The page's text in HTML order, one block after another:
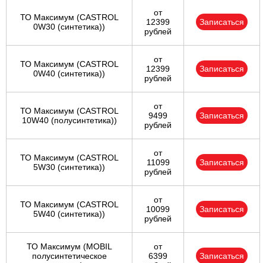
ТО Максимум (CASTROL
0W30 (синтетика))
от
12399
рублей
Записаться
ТО Максимум (CASTROL
0W40 (синтетика))
от
12399
рублей
Записаться
ТО Максимум (CASTROL
10W40 (полусинтетика))
от
9499
рублей
Записаться
ТО Максимум (CASTROL
5W30 (синтетика))
от
11099
рублей
Записаться
ТО Максимум (CASTROL
5W40 (синтетика))
от
10099
рублей
Записаться
ТО Максимум (MOBIL
полуcинтетическое
от
6399
Записаться